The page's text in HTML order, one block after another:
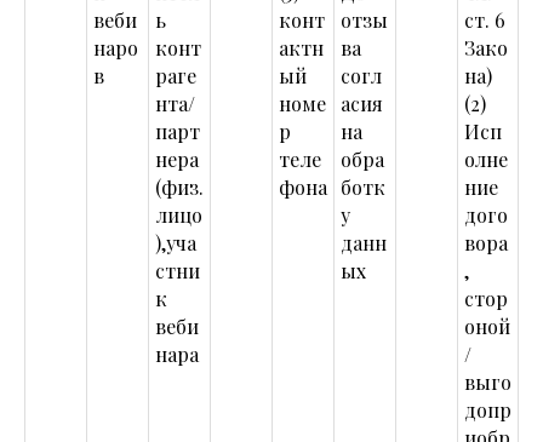
веби
наро
в
ь
конт
раге
нта/
парт
нера
(физ.
лицо
),уча
стни
к
веби
нара
конт
актн
ый
номе
р
теле
фона
отзы
ва
согл
асия
на
обра
ботк
у
данн
ых
ст. 6
Зако
на)
(2)
Исп
олне
ние
дого
вора
,
стор
оной
/
выго
допр